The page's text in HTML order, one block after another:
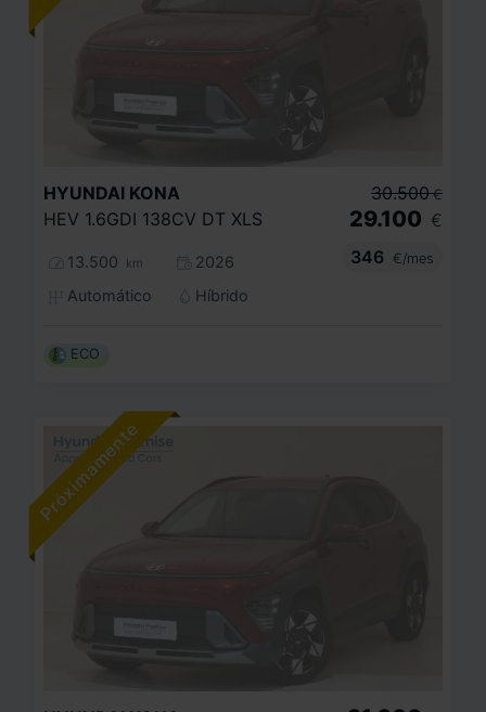
HYUNDAI KONA
HEV 1.6GDI 138CV DT XLS
13.500 km
2026
Automático
Híbrido
30.500 €
29.100 €
346
€/mes
ECO